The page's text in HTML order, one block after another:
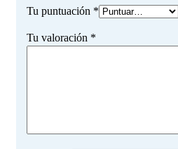
Tu puntuación *
Tu valoración *